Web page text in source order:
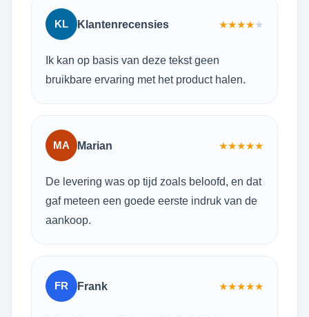
KL Klantenrecensies ★★★★★
Ik kan op basis van deze tekst geen
bruikbare ervaring met het product halen.
MA Marian ★★★★★
De levering was op tijd zoals beloofd, en dat
gaf meteen een goede eerste indruk van de
aankoop.
FR Frank ★★★★★